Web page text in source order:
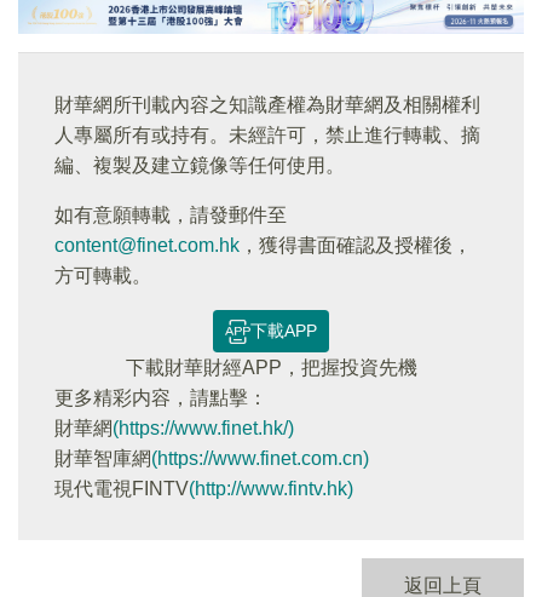
財華網所刊載內容之知識產權為財華網及相關權利
人專屬所有或持有。未經許可，禁止進行轉載、摘
編、複製及建立鏡像等任何使用。
如有意願轉載，請發郵件至
content@finet.com.hk ，獲得書面確認及授權後，
方可轉載。
下載APP
下載財華財經APP，把握投資先機
更多精彩内容，請點擊：
財華網(https://www.finet.hk/)
財華智庫網(https://www.finet.com.cn)
現代電視FINTV(http://www.fintv.hk)
返回上頁